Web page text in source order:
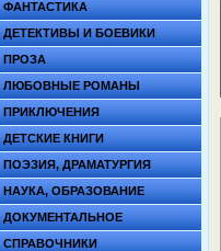
ФАНТАСТИКА
ДЕТЕКТИВЫ И БОЕВИКИ
ПРОЗА
ЛЮБОВНЫЕ РОМАНЫ
ПРИКЛЮЧЕНИЯ
ДЕТСКИЕ КНИГИ
ПОЭЗИЯ, ДРАМАТУРГИЯ
НАУКА, ОБРАЗОВАНИЕ
ДОКУМЕНТАЛЬНОЕ
СПРАВОЧНИКИ